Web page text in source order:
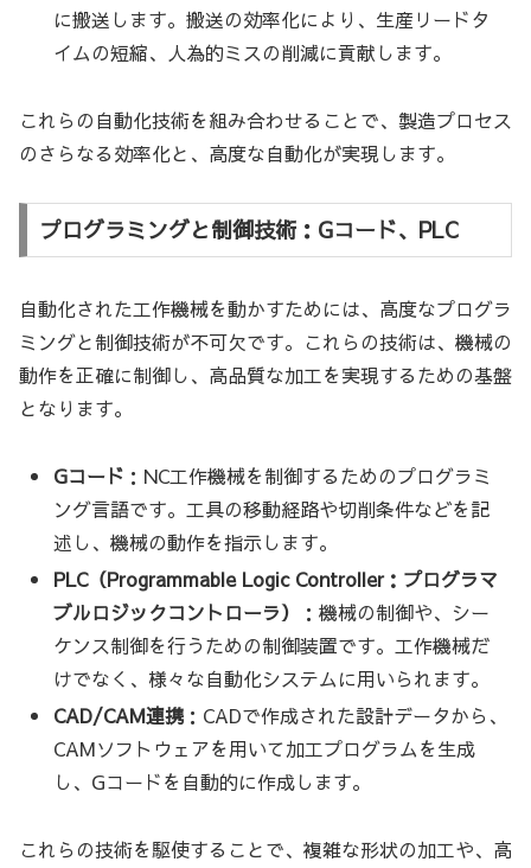
に搬送します。搬送の効率化により、生産リードタ
イムの短縮、人為的ミスの削減に貢献します。
これらの自動化技術を組み合わせることで、製造プロセス
のさらなる効率化と、高度な自動化が実現します。
プログラミングと制御技術：Gコード、PLC
自動化された工作機械を動かすためには、高度なプログラ
ミングと制御技術が不可欠です。これらの技術は、機械の
動作を正確に制御し、高品質な加工を実現するための基盤
となります。
Gコード ：NC工作機械を制御するためのプログラミ
ング言語です。工具の移動経路や切削条件などを記
述し、機械の動作を指示します。
PLC（Programmable Logic Controller：プログラマ
ブルロジックコントローラ）
：機械の制御や、シー
ケンス制御を行うための制御装置です。工作機械だ
けでなく、様々な自動化システムに用いられます。
CAD/CAM連携 ：CADで作成された設計データから、
CAMソフトウェアを用いて加工プログラムを生成
し、Gコードを自動的に作成します。
これらの技術を駆使することで、複雑な形状の加工や、高